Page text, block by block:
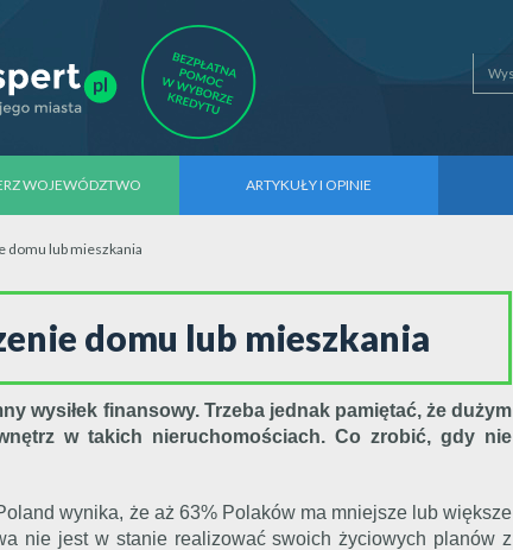
WOJEWÓDZTWO ARTYKUŁY I OPINIE
domu lub mieszkania
domu lub mieszkania
wysiłek finansowy. Trzeba jednak pamiętać, że dużym
w takich nieruchomościach. Co zrobić, gdy nie
wynika, że aż 63% Polaków ma mniejsze lub większe
nie jest w stanie realizować swoich życiowych planów z